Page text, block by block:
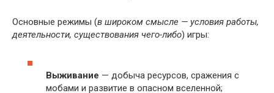
Основные режимы (в широком смысле — условия работы,
деятельности, существования чего-либо) игры:
Выживание — добыча ресурсов, сражения с
мобами и развитие в опасном вселенной;